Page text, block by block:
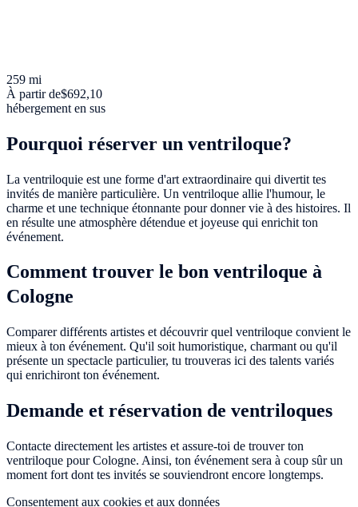
259 mi
À partir de$692,10
hébergement en sus
Pourquoi réserver un ventriloque?
La ventriloquie est une forme d'art extraordinaire qui divertit tes
invités de manière particulière. Un ventriloque allie l'humour, le
charme et une technique étonnante pour donner vie à des histoires. Il
en résulte une atmosphère détendue et joyeuse qui enrichit ton
événement.
Comment trouver le bon ventriloque à
Cologne
Comparer différents artistes et découvrir quel ventriloque convient le
mieux à ton événement. Qu'il soit humoristique, charmant ou qu'il
présente un spectacle particulier, tu trouveras ici des talents variés
qui enrichiront ton événement.
Demande et réservation de ventriloques
Contacte directement les artistes et assure-toi de trouver ton
ventriloque pour Cologne. Ainsi, ton événement sera à coup sûr un
moment fort dont tes invités se souviendront encore longtemps.
Consentement aux cookies et aux données